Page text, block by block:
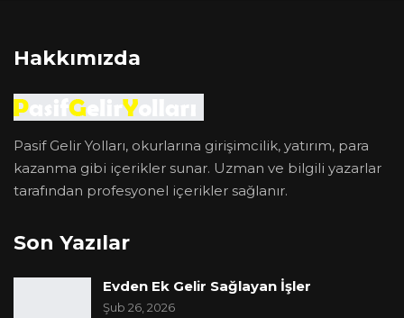
Hakkımızda
Pasif Gelir Yolları, okurlarına girişimcilik, yatırım, para
kazanma gibi içerikler sunar. Uzman ve bilgili yazarlar
tarafından profesyonel içerikler sağlanır.
Son Yazılar
Evden Ek Gelir Sağlayan İşler
Şub 26, 2026